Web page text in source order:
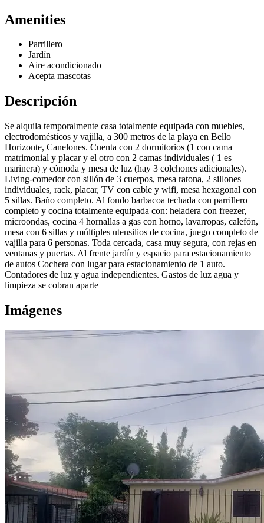
Amenities
Parrillero
Jardín
Aire acondicionado
Acepta mascotas
Descripción
Se alquila temporalmente casa totalmente equipada con muebles,
electrodomésticos y vajilla, a 300 metros de la playa en Bello
Horizonte, Canelones. Cuenta con 2 dormitorios (1 con cama
matrimonial y placar y el otro con 2 camas individuales ( 1 es
marinera) y cómoda y mesa de luz (hay 3 colchones adicionales).
Living-comedor con sillón de 3 cuerpos, mesa ratona, 2 sillones
individuales, rack, placar, TV con cable y wifi, mesa hexagonal con
5 sillas. Baño completo. Al fondo barbacoa techada con parrillero
completo y cocina totalmente equipada con: heladera con freezer,
microondas, cocina 4 hornallas a gas con horno, lavarropas, calefón,
mesa con 6 sillas y múltiples utensilios de cocina, juego completo de
vajilla para 6 personas. Toda cercada, casa muy segura, con rejas en
ventanas y puertas. Al frente jardín y espacio para estacionamiento
de autos Cochera con lugar para estacionamiento de 1 auto.
Contadores de luz y agua independientes. Gastos de luz agua y
limpieza se cobran aparte
Imágenes